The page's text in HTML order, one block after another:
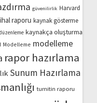
güvenilirlik Harvard
raporu kaynak gösterme
kaynakça oluşturma
Modelleme modelleme
rapor hazırlama
Sunum Hazırlama
turnitin raporu